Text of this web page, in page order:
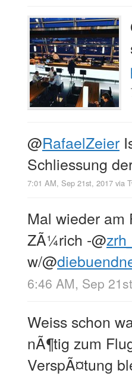
@RafaelZeier
Schliessung
7:01 AM, Sep 21st, 2017 via
Mal wieder am
ZÃ¼rich -@
w/@
6:46 AM, Sep
Weiss schon
nÃ¶tig zum
VerspÃ¤tung